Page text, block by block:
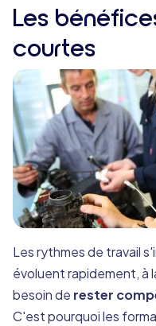
Les
courtes
Les rythmes de travail
évoluent rapidement, à
besoin de rester
C'est pourquoi les